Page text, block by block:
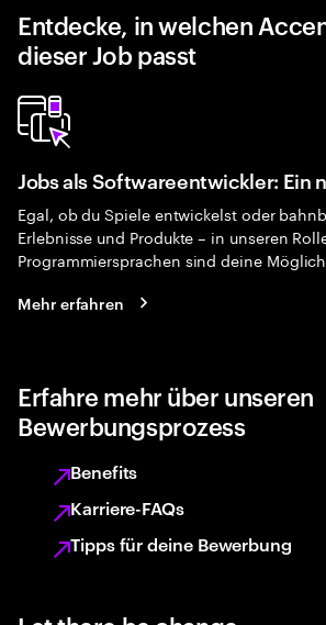
Entdecke, in welchen
dieser Job passt
Jobs als Softwareentwickler: Ein
Egal, ob du Spiele entwickelst oder
Erlebnisse und Produkte – in unseren
Programmiersprachen sind deine
Mehr erfahren
Erfahre mehr über unseren
Bewerbungsprozess
Benefits
Karriere-FAQs
Tipps für deine Bewerbung